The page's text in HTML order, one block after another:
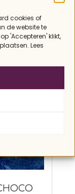
cookies of
de website te
'Accepteren' klikt,
Lees